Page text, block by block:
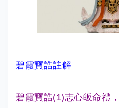
碧霞寶誥註解
碧霞寶誥(1)志心皈命禮